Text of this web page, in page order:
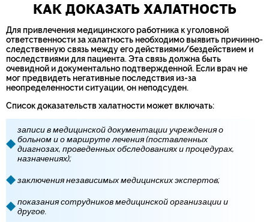
КАК ДОКАЗАТЬ ХАЛАТНОСТЬ
Для привлечения медицинского работника к уголовной
ответственности за халатность необходимо выявить причинно-
следственную связь между его действиями/бездействием и
последствиями для пациента. Эта связь должна быть
очевидной и документально подтвержденной. Если врач не
мог предвидеть негативные последствия из-за
неопределенности ситуации, он неподсуден.
Список доказательств халатности может включать:
записи в медицинской документации учреждения о
больном и о маршруте лечения (поставленных
диагнозах, проведенных обследованиях и процедурах,
назначениях);
заключения независимых медицинских экспертов;
показания сотрудников медицинской организации и
другое.